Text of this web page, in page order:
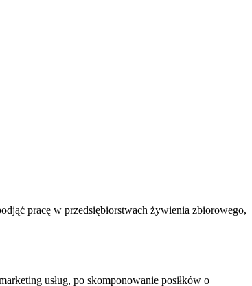
pracę w przedsiębiorstwach żywienia zbiorowego,
usług, po skomponowanie posiłków o